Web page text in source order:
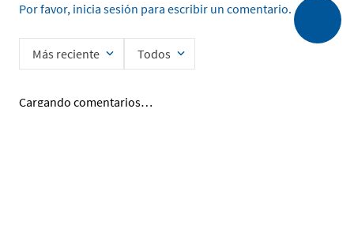
Por favor, inicia sesión para escribir un comentario.
Más reciente Todos
Cargando comentarios…